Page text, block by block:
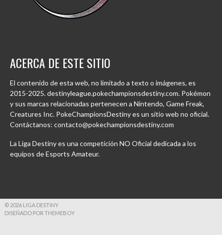
ACERCA DE ESTE SITIO
El contenido de esta web, no limitado a texto o imágenes, es
2015-2025. destinyleague.pokechampionsdestiny.com. Pokémon
y sus marcas relacionadas pertenecen a Nintendo, Game Freak,
Creatures Inc. PokeChampionsDestiny es un sitio web no oficial.
Contáctanos: contacto@pokechampionsdestiny.com
La Liga Destiny es una competición NO Oficial dedicada a los
equipos de Esports Amateur.
© 2026 LIGA DESTINY
DISEÑADO POR THEMEBOY